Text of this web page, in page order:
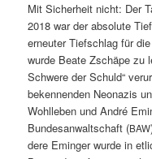
Mit Sicher­heit nicht: Der
2018 war der absolute
erneuter Tief­schlag für
wurde Beate Zschäpe zu
Schwere der Schuld“
beken­nen­den Neon­azis
Wohlleben und André
Bun­de­san­waltschaft (BAW
dere Eminger wurde in